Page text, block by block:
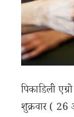
पिकाडिली
शुक्रवार ( 26